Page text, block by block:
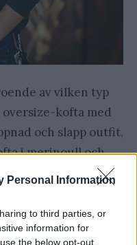
Personal Information
to third parties, or
information for
the below opt-out
av vilken typ
kofta med
och slapp outfit,
i merinoull och
med bra passform,
mjuk outfit.